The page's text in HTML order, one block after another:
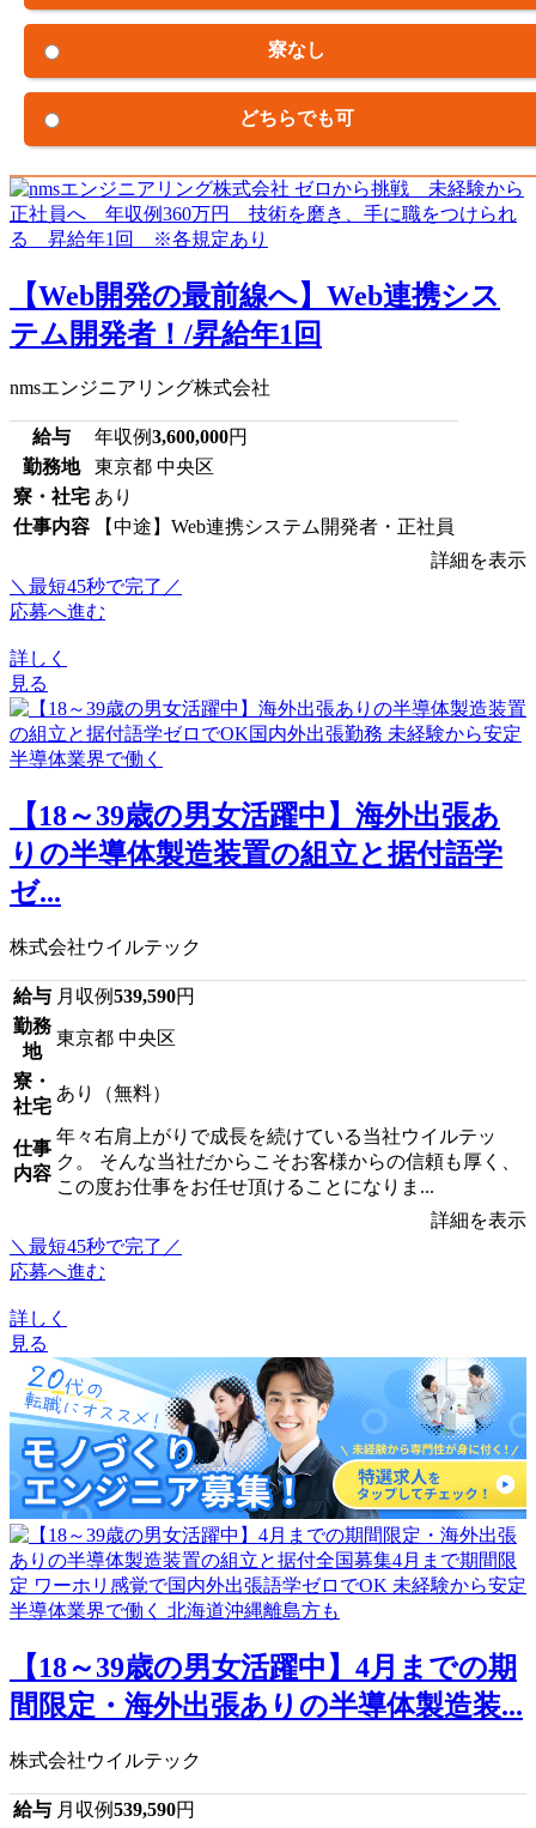
寮なし
どちらでも可
【Web開発の最前線へ】Web連携シス
テム開発者！/昇給年1回
nmsエンジニアリング株式会社
給与 年収例3,600,000円
勤務地
東京都 中央区
寮・社宅 あり
仕事内容
【中途】Web連携システム開発者・正社員
詳細を表示
＼最短45秒で完了／
応募へ進む
詳しく
見る
【18～39歳の男女活躍中】海外出張あ
りの半導体製造装置の組立と据付語学
ゼ...
株式会社ウイルテック
給与 月収例539,590円
勤務
地
東京都 中央区
寮・
社宅
あり（無料）
仕事
内容
年々右肩上がりで成長を続けている当社ウイルテッ
ク。 そんな当社だからこそお客様からの信頼も厚く、
この度お仕事をお任せ頂けることになりま...
詳細を表示
＼最短45秒で完了／
応募へ進む
詳しく
見る
【18～39歳の男女活躍中】4月までの期
間限定・海外出張ありの半導体製造装...
株式会社ウイルテック
給与 月収例539,590円